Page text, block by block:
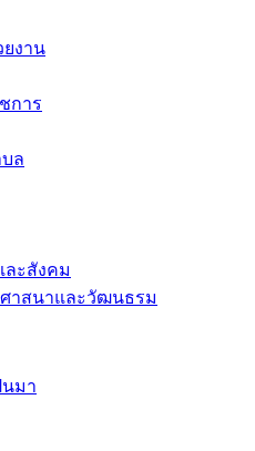
ยงาน
การ
ล
ละสังคม
าสนาและวัฒนธรม
นมา